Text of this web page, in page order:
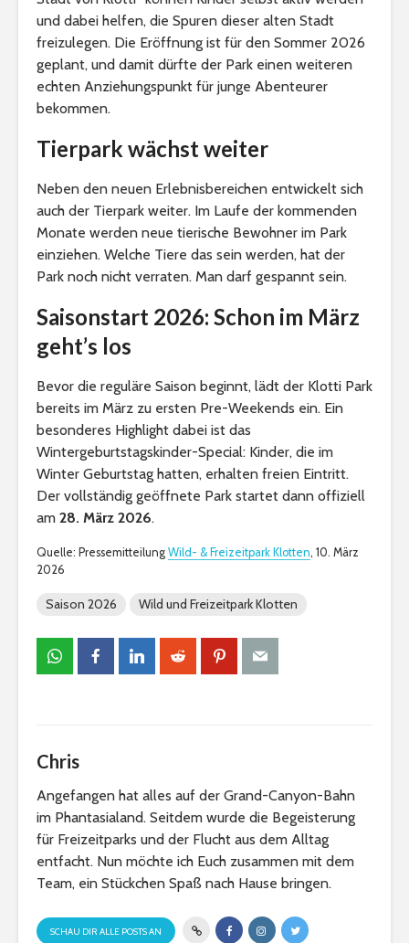
und dabei helfen, die Spuren dieser alten Stadt
freizulegen. Die Eröffnung ist für den Sommer 2026
geplant, und damit dürfte der Park einen weiteren
echten Anziehungspunkt für junge Abenteurer
bekommen.
Tierpark wächst weiter
Neben den neuen Erlebnisbereichen entwickelt sich
auch der Tierpark weiter. Im Laufe der kommenden
Monate werden neue tierische Bewohner im Park
einziehen. Welche Tiere das sein werden, hat der
Park noch nicht verraten. Man darf gespannt sein.
Saisonstart 2026: Schon im März
geht’s los
Bevor die reguläre Saison beginnt, lädt der Klotti Park
bereits im März zu ersten Pre-Weekends ein. Ein
besonderes Highlight dabei ist das
Wintergeburtstagskinder-Special: Kinder, die im
Winter Geburtstag hatten, erhalten freien Eintritt.
Der vollständig geöffnete Park startet dann offiziell
am 28. März 2026.
Quelle: Pressemitteilung Wild- & Freizeitpark Klotten, 10. März
2026
Saison 2026 Wild und Freizeitpark Klotten
Chris
Angefangen hat alles auf der Grand-Canyon-Bahn
im Phantasialand. Seitdem wurde die Begeisterung
für Freizeitparks und der Flucht aus dem Alltag
entfacht. Nun möchte ich Euch zusammen mit dem
Team, ein Stückchen Spaß nach Hause bringen.
SCHAU DIR ALLE POSTS AN